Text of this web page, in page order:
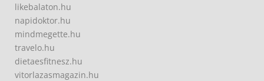
likebalaton.hu
napidoktor.hu
mindmegette.hu
travelo.hu
dietaesfitnesz.hu
vitorlazasmagazin.hu